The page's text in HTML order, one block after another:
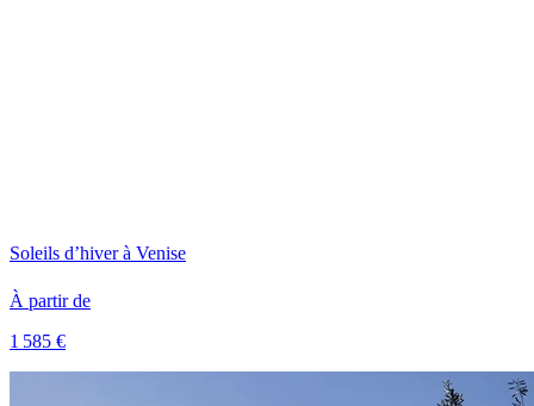
Soleils d’hiver à Venise
À partir de
1 585 €